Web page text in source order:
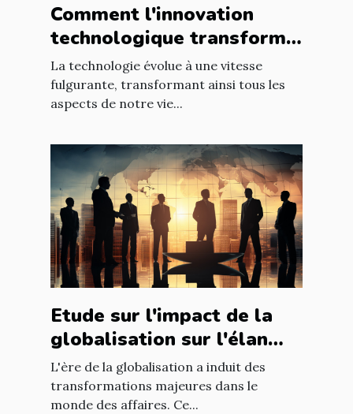
Comment l'innovation
technologique transforme
les entreprises à l'échelle
mondiale
La technologie évolue à une vitesse
fulgurante, transformant ainsi tous les
aspects de notre vie...
Etude sur l'impact de la
globalisation sur l'élan
des affaires
L'ère de la globalisation a induit des
transformations majeures dans le
monde des affaires. Ce...